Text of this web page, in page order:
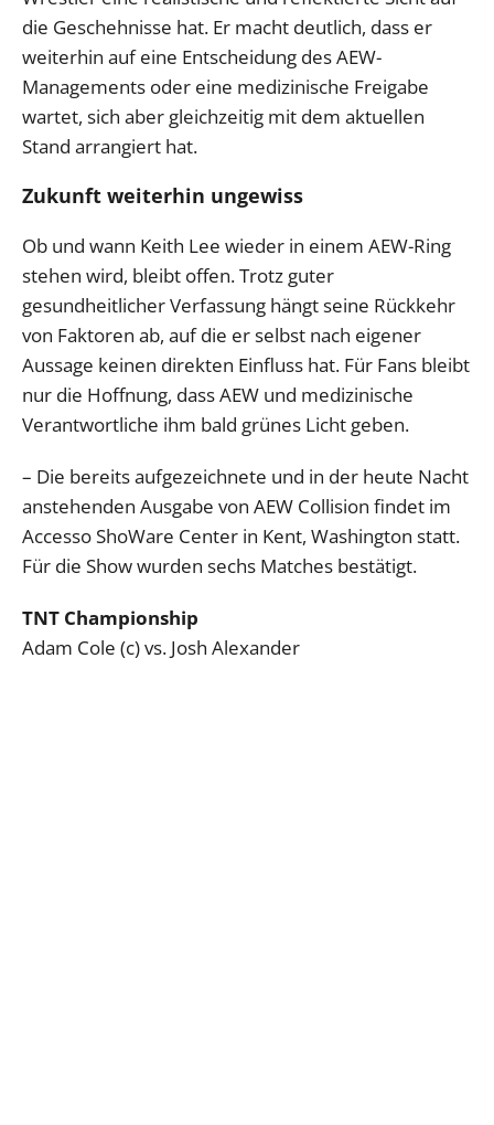
die Geschehnisse hat. Er macht deutlich, dass er
weiterhin auf eine Entscheidung des AEW-
Managements oder eine medizinische Freigabe
wartet, sich aber gleichzeitig mit dem aktuellen
Stand arrangiert hat.
Zukunft weiterhin ungewiss
Ob und wann Keith Lee wieder in einem AEW-Ring
stehen wird, bleibt offen. Trotz guter
gesundheitlicher Verfassung hängt seine Rückkehr
von Faktoren ab, auf die er selbst nach eigener
Aussage keinen direkten Einfluss hat. Für Fans bleibt
nur die Hoffnung, dass AEW und medizinische
Verantwortliche ihm bald grünes Licht geben.
– Die bereits aufgezeichnete und in der heute Nacht
anstehenden Ausgabe von AEW Collision findet im
Accesso ShoWare Center in Kent, Washington statt.
Für die Show wurden sechs Matches bestätigt.
TNT Championship
Adam Cole (c) vs. Josh Alexander